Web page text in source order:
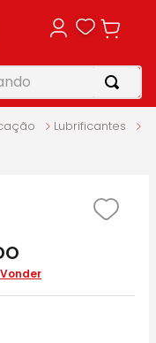
Lubrificantes
Vonder